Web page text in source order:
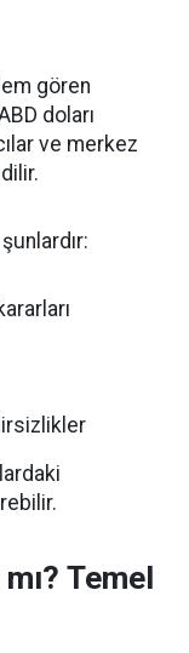
gören
doları
ve merkez
Temel